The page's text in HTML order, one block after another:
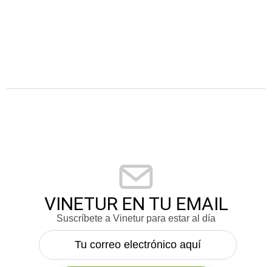
VINETUR EN TU EMAIL
Suscríbete a Vinetur para estar al día